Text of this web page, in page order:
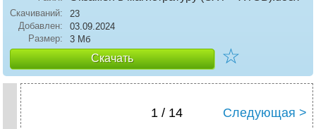
Скачиваний:
23
Добавлен:
03.09.2024
Размер:
3 Мб
Скачать ☆
1 / 14 Следующая >